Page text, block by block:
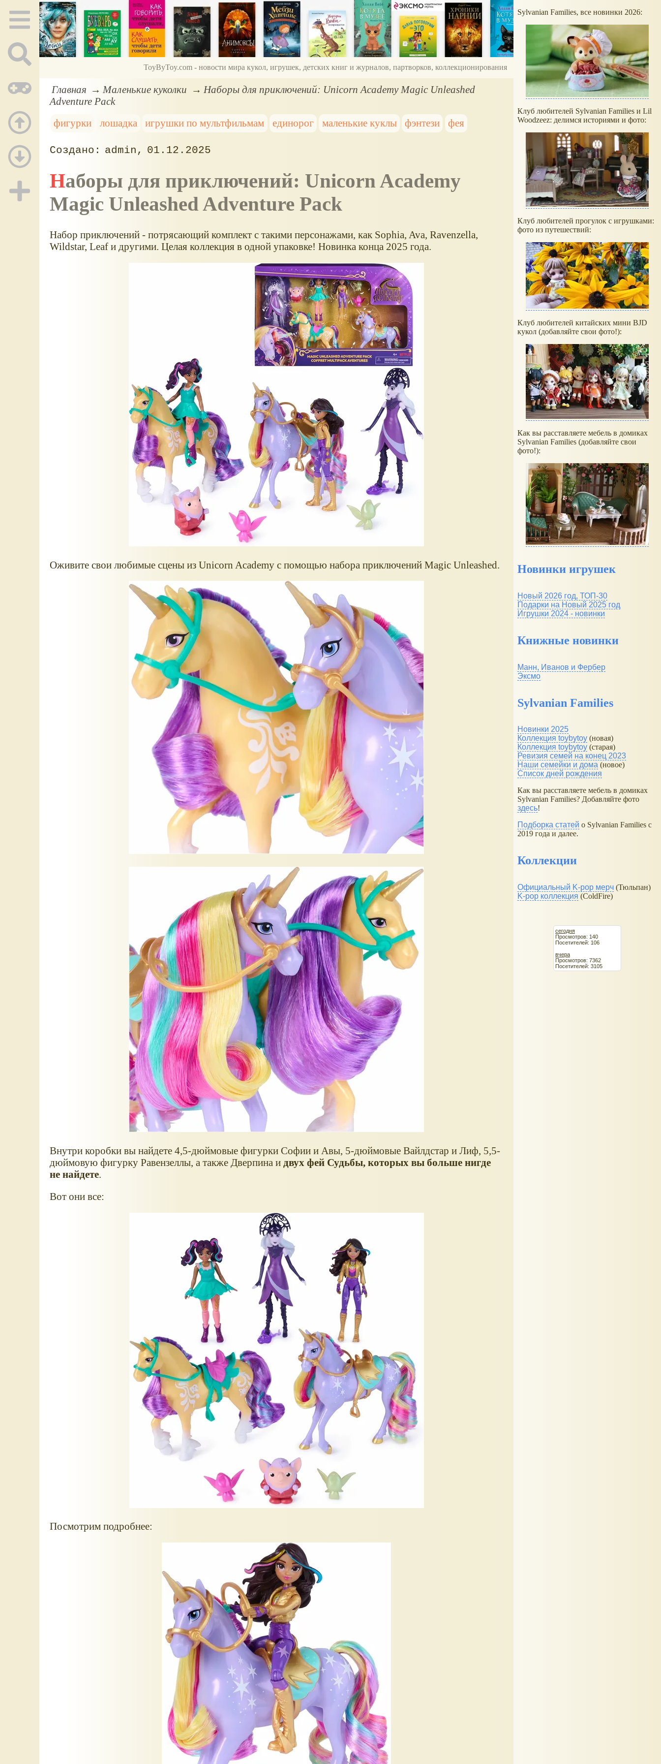
ToyByToy.com - новости мира кукол, игрушек, детских книг и журналов, партворков, коллекционирования
Главная Маленькие куколки
Наборы для приключений: Unicorn Academy Magic Unleashed
Adventure Pack
фигурки
лошадка игрушки по мультфильмам единорог маленькие куклы фэнтези фея
admin 01.12.2025
Наборы для приключений: Unicorn Academy
Magic Unleashed Adventure Pack
Набор приключений - потрясающий комплект с такими персонажами, как Sophia, Ava, Ravenzella,
Wildstar, Leaf и другими. Целая коллекция в одной упаковке! Новинка конца 2025 года.
Оживите свои любимые сцены из Unicorn Academy с помощью набора приключений Magic Unleashed.
Внутри коробки вы найдете 4,5-дюймовые фигурки Софии и Авы, 5-дюймовые Вайлдстар и Лиф, 5,5-
дюймовую фигурку Равензеллы, а также Дверпина и двух фей Судьбы, которых вы больше нигде
не найдете.
Вот они все:
Посмотрим подробнее:
Sylvanian Families, все новинки 2026:
Клуб любителей Sylvanian Families и Lil
Woodzeez: делимся историями и фото:
Клуб любителей прогулок с игрушками:
фото из путешествий:
Клуб любителей китайских мини BJD
кукол (добавляйте свои фото!):
Как вы расставляете мебель в домиках
Sylvanian Families (добавляйте свои
фото!):
Новинки игрушек
Новый 2026 год, ТОП-30
Подарки на Новый 2025 год
Игрушки 2024 - новинки
Книжные новинки
Манн, Иванов и Фербер
Эксмо
Sylvanian Families
Новинки 2025
Коллекция toybytoy (новая)
Коллекция toybytoy (старая)
Ревизия семей на конец 2023
Наши семейки и дома (новое)
Список дней рождения
Как вы расставляете мебель в домиках
Sylvanian Families? Добавляйте фото
здесь!
Подборка статей о Sylvanian Families с
2019 года и далее.
Коллекции
Официальный K-pop мерч (Тюльпан)
K-pop коллекция (ColdFire)
сегодня
Просмотров: 140
Посетителей: 106
вчера
Просмотров: 7362
Посетителей: 3105